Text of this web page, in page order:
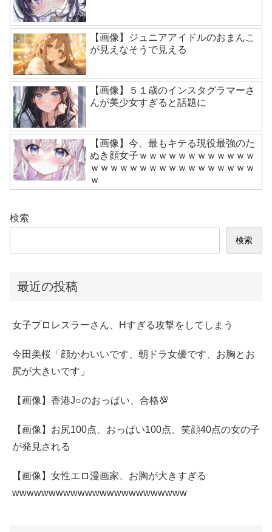
【画像】ジュニアアイドルのおまんこ
が見えなそうで見える
【画像】５１歳のインスタグラマーさ
んが美少女すぎると話題に
【画像】今、最もキテる現役最強のた
ぬき顔女子ｗｗｗｗｗｗｗｗｗｗｗｗ
ｗｗｗｗｗｗｗｗｗｗｗｗｗｗｗｗｗ
ｗ
検索
検索
最近の投稿
女子プロレスラーさん、Hすぎる攻撃をしてしまう
今田美桜「顔かわいいです、朝ドラ女優です、お胸とお
尻が大きいです」
【画像】香港J○のおっぱい、合格💯
【画像】お尻100点、おっぱい100点、笑顔40点の女の子
が発見される
【画像】女性エロ漫画家、お胸が大きすぎる
wwwwwwwwwwwwwwwwwwwwwwww